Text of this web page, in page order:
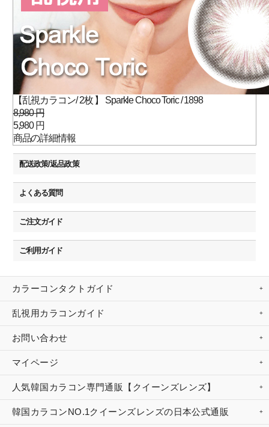
【乱視カラコン/ 2枚 】 Sparkle Choco Toric / 1898
8,980 円
5,980 円
商品の詳細情報
配送政策/返品政策
よくある質問
ご注文ガイド
ご利用ガイド
カラーコンタクトガイド
乱視用カラコンガイド
お問い合わせ
マイページ
人気韓国カラコン専門通販【クイーンズレンズ】
韓国カラコンNO.1クイーンズレンズの日本公式通販